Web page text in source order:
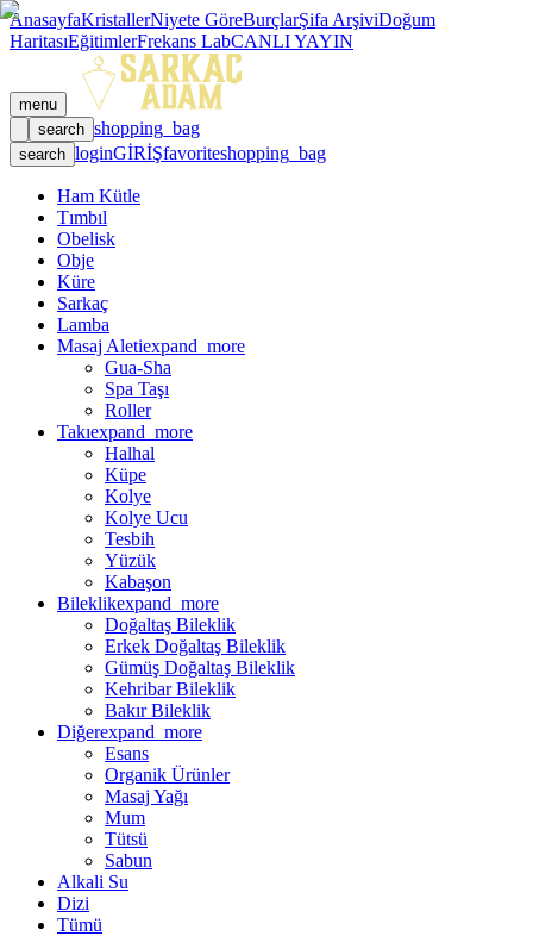
AnasayfaKristallerNiyete GöreBurçlarŞifa ArşiviDoğum
HaritasıEğitimlerFrekans LabCANLI YAYIN
menu
search shopping_bag
search loginGİRİŞfavoriteshopping_bag
Ham Kütle
Tımbıl
Obelisk
Obje
Küre
Sarkaç
Lamba
Masaj Aletiexpand_more
Gua-Sha
Spa Taşı
Roller
Takıexpand_more
Halhal
Küpe
Kolye
Kolye Ucu
Tesbih
Yüzük
Kabaşon
Bileklikexpand_more
Doğaltaş Bileklik
Erkek Doğaltaş Bileklik
Gümüş Doğaltaş Bileklik
Kehribar Bileklik
Bakır Bileklik
Diğerexpand_more
Esans
Organik Ürünler
Masaj Yağı
Mum
Tütsü
Sabun
Alkali Su
Dizi
Tümü